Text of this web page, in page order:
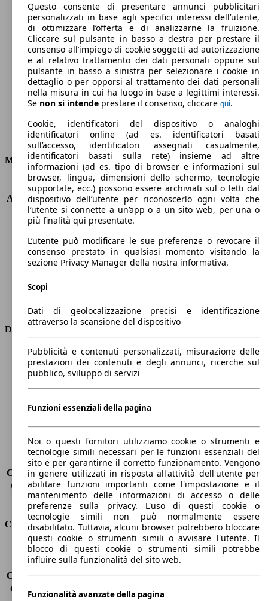
93 g/km
Emissioni di CO2 (combinato)*
Consumi
Motore e Prestazioni
KW (PS)
114 kW (155 PS)
Accelerazione (0-100 km/h)
9.0s
Velocità massima (km/h)
209 km/h
Numero di marce
6
Coppia
190 nm
Cilindrata
999 ccm
Carburante
Elettrica/Benzina
Trasmissione
Dimensioni
Lunghezza
4400 mm
Altezza
1500 mm
Larghezza
Peso massimo
1890 kg
Sedili
5
Carico sul tetto
-
Capacità di traino (senza freni) -
Capacità di traino (con freni)
-
Volume del bagagliaio
375 - 1354 l
Consumi
Emissioni di CO2*
93 g/km (komb.)
Consumo (urbano)
-
Consumo (extra-urbano) -
Consumo (combinato)*
4.1 l/100km
Questo consente di presentare annunci pubblicitari
personalizzati in base agli specifici interessi dell’utente,
di ottimizzare l’offerta e di analizzarne la fruizione.
Cliccare sul pulsante in basso a destra per prestare il
consenso all’impiego di cookie soggetti ad autorizzazione
e al relativo trattamento dei dati personali oppure sul
pulsante in basso a sinistra per selezionare i cookie in
dettaglio o per opporsi al trattamento dei dati personali
nella misura in cui ha luogo in base a legittimi interessi.
Se non si intende prestare il consenso, cliccare qui.
Cookie, identificatori del dispositivo o analoghi
identificatori online (ad es. identificatori basati
sull’accesso, identificatori assegnati casualmente,
identificatori basati sulla rete) insieme ad altre
informazioni (ad es. tipo di browser e informazioni sul
browser, lingua, dimensioni dello schermo, tecnologie
supportate, ecc.) possono essere archiviati sul o letti dal
dispositivo dell’utente per riconoscerlo ogni volta che
l’utente si connette a un’app o a un sito web, per una o
più finalità qui presentate.
L’utente può modificare le sue preferenze o revocare il
consenso prestato in qualsiasi momento visitando la
sezione Privacy Manager della nostra informativa.
Scopi
Dati di geolocalizzazione precisi e identificazione
attraverso la scansione del dispositivo
Pubblicità e contenuti personalizzati, misurazione delle
prestazioni dei contenuti e degli annunci, ricerche sul
pubblico, sviluppo di servizi
Funzioni essenziali della pagina
Noi o questi fornitori utilizziamo cookie o strumenti e
tecnologie simili necessari per le funzioni essenziali del
sito e per garantirne il corretto funzionamento. Vengono
in genere utilizzati in risposta all'attività dell'utente per
abilitare funzioni importanti come l'impostazione e il
mantenimento delle informazioni di accesso o delle
preferenze sulla privacy. L'uso di questi cookie o
tecnologie simili non può normalmente essere
disabilitato. Tuttavia, alcuni browser potrebbero bloccare
questi cookie o strumenti simili o avvisare l'utente. Il
blocco di questi cookie o strumenti simili potrebbe
influire sulla funzionalità del sito web.
Funzionalità avanzate della pagina